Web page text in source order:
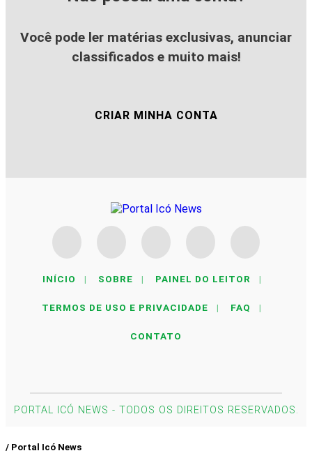
Você pode ler matérias exclusivas, anunciar
classificados e muito mais!
CRIAR MINHA CONTA
INÍCIO | SOBRE | PAINEL DO LEITOR |
TERMOS DE USO E PRIVACIDADE | FAQ |
CONTATO
PORTAL ICÓ NEWS - TODOS OS DIREITOS RESERVADOS.
/ Portal Icó News